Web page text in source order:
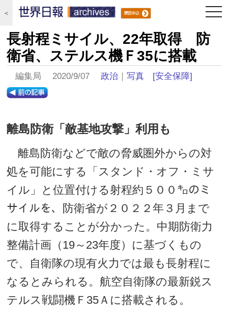
＜
長射程ミサイル、22年取得 防
衛省、ステルス機Ｆ35に搭載
編集局 2020/9/07政治 ｜写真 [安全保障]
離島防衛「敵基地攻撃」利用も
離島防衛などで敵の脅威圏外からの対
処を可能にする「スタンド・オフ・ミサ
イル」と位置付ける射程約５００㌔のミ
サイルを、防衛省が２０２２年３月まで
に取得することが分かった。中期防衛力
整備計画（19～23年度）に基づくもの
で、自衛隊の現有火力では最も長射程に
なるとみられる。航空自衛隊の最新鋭ス
テルス戦闘機Ｆ35Ａに搭載される。